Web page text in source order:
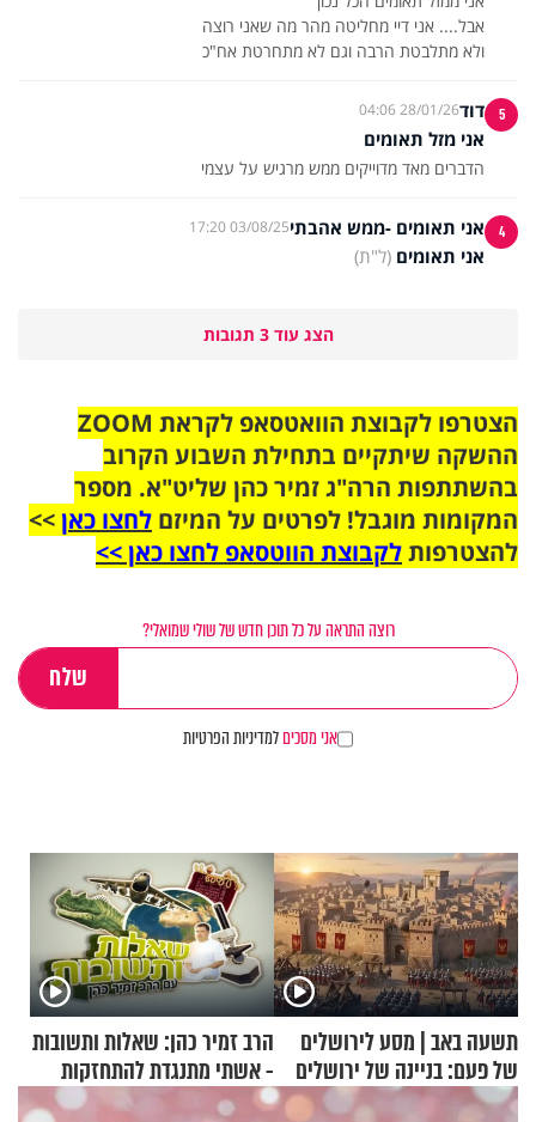
ולא מתלבטת הרבה וגם לא מתחרטת אח"כ
5 דוד28/01/26 04:06
אני מזל תאומים
הדברים מאד מדוייקים ממש מרגיש על עצמי
4 אני תאומים -ממש אהבתי03/08/25 17:20
אני תאומים (ל"ת)
הצג עוד 3 תגובות
הצטרפו לקבוצת הוואטסאפ לקראת ZOOM
ההשקה שיתקיים בתחילת השבוע הקרוב
בהשתתפות הרה"ג זמיר כהן שליט"א. מספר
המקומות מוגבל! לפרטים על המיזם לחצו כאן>>
להצטרפותלקבוצת הווטסאפ לחצו כאן >>
רוצה התראה על כל תוכן חדש של שולי שמואלי?
אני מסכיםלמדיניות הפרטיות
תשעה באב | מסע לירושלים
של פעם: בניינה של ירושלים
הרב זמיר כהן: שאלות ותשובות
- אשתי מתנגדת להתחזקות
שלי